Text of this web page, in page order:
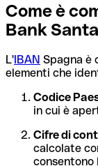
Come è
Bank
L'IBAN Spagna è
elementi che
Codice
in cui è
Cifre di
calcolate
consentono